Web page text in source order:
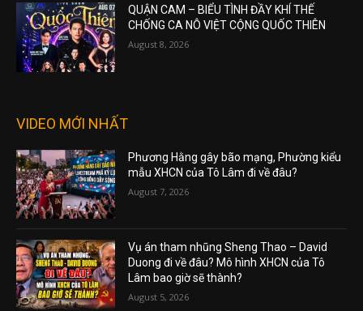
QUẬN CAM – BIỂU TÌNH ĐẦY KHÍ THẾ
CHỐNG CA NÔ VIỆT CỘNG QUỐC THIÊN
August 8, 2026
VIDEO MỚI NHẤT
Phương Hằng gây bão mạng, Phường kiểu
mẫu XHCN của Tô Lâm đi về đâu?
August 7, 2026
Vụ án tham nhũng Sheng Thao – David
Duong đi về đâu? Mô hình XHCN của Tô
Lâm bao giờ sẽ thành?
August 5, 2026